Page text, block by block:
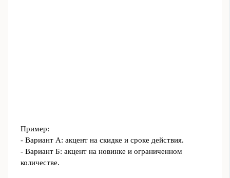
Пример:
- Вариант А: акцент на скидке и сроке действия.
- Вариант Б: акцент на новинке и ограниченном
количестве.